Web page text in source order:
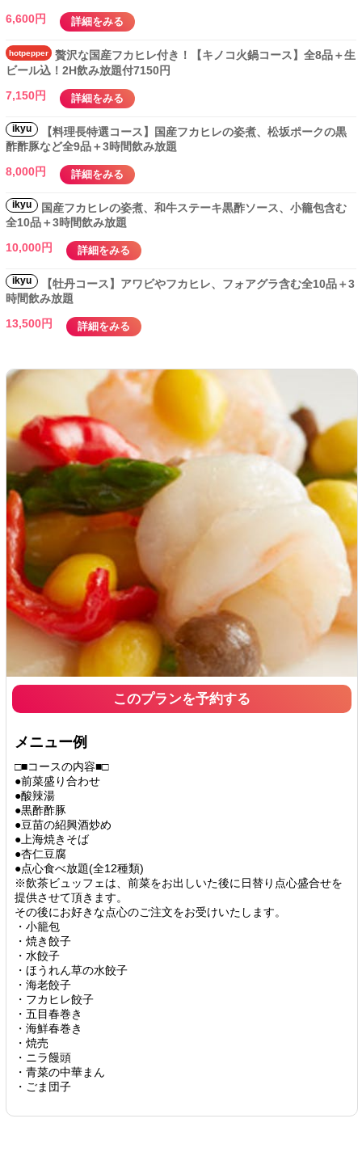
6,600円
詳細をみる
hotpepper
贅沢な国産フカヒレ付き！【キノコ火鍋コース】全8品＋生
ビール込！2H飲み放題付7150円
7,150円
詳細をみる
ikyu
【料理長特選コース】国産フカヒレの姿煮、松坂ポークの黒
酢酢豚など全9品＋3時間飲み放題
8,000円
詳細をみる
ikyu
国産フカヒレの姿煮、和牛ステーキ黒酢ソース、小籠包含む
全10品＋3時間飲み放題
10,000円
詳細をみる
ikyu
【牡丹コース】アワビやフカヒレ、フォアグラ含む全10品＋3
時間飲み放題
13,500円
詳細をみる
このプランを予約する
メニュー例
□■コースの内容■□
●前菜盛り合わせ
●酸辣湯
●黒酢酢豚
●豆苗の紹興酒炒め
●上海焼きそば
●杏仁豆腐
●点心食べ放題(全12種類)
※飲茶ビュッフェは、前菜をお出しいた後に日替り点心盛合せを
提供させて頂きます。
その後にお好きな点心のご注文をお受けいたします。
・小籠包
・焼き餃子
・水餃子
・ほうれん草の水餃子
・海老餃子
・フカヒレ餃子
・五目春巻き
・海鮮春巻き
・焼売
・ニラ饅頭
・青菜の中華まん
・ごま団子